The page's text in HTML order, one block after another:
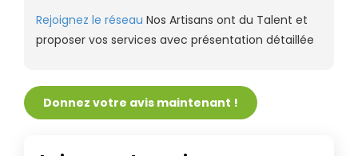
Rejoignez le réseau Nos Artisans ont du Talent et
proposer vos services avec présentation détaillée
Donnez votre avis maintenant !